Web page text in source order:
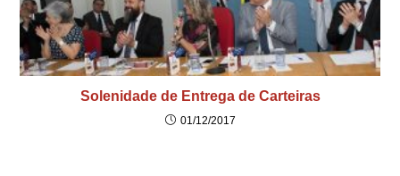
Solenidade de Entrega de Carteiras
01/12/2017